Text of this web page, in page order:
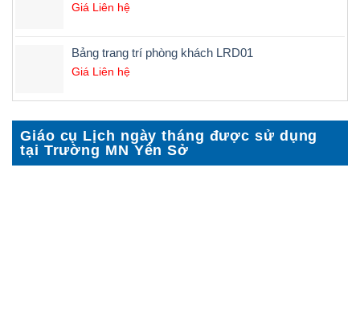
Giá Liên hệ
Bảng trang trí phòng khách LRD01
Giá Liên hệ
Giáo cụ Lịch ngày tháng được sử dụng
tại Trường MN Yên Sở